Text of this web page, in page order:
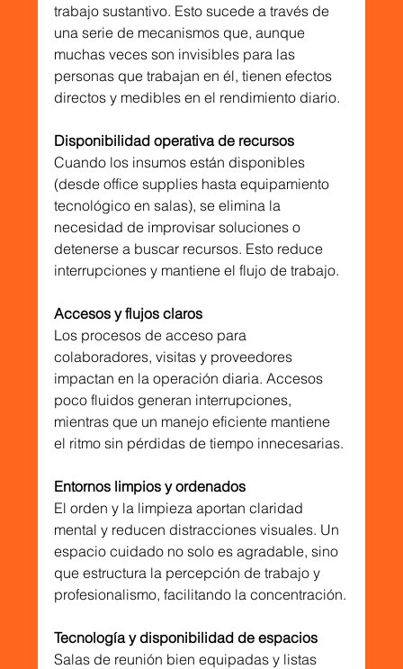
trabajo sustantivo. Esto sucede a través de
una serie de mecanismos que, aunque
muchas veces son invisibles para las
personas que trabajan en él, tienen efectos
directos y medibles en el rendimiento diario.
Disponibilidad operativa de recursos
Cuando los insumos están disponibles
(desde office supplies hasta equipamiento
tecnológico en salas), se elimina la
necesidad de improvisar soluciones o
detenerse a buscar recursos. Esto reduce
interrupciones y mantiene el flujo de trabajo.
Accesos y flujos claros
Los procesos de acceso para
colaboradores, visitas y proveedores
impactan en la operación diaria. Accesos
poco fluidos generan interrupciones,
mientras que un manejo eficiente mantiene
el ritmo sin pérdidas de tiempo innecesarias.
Entornos limpios y ordenados
El orden y la limpieza aportan claridad
mental y reducen distracciones visuales. Un
espacio cuidado no solo es agradable, sino
que estructura la percepción de trabajo y
profesionalismo, facilitando la concentración.
Tecnología y disponibilidad de espacios
Salas de reunión bien equipadas y listas